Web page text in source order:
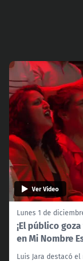
Ver Video
Lunes 1 de
¡El público
en Mi Nombre
Luis Jara destacó